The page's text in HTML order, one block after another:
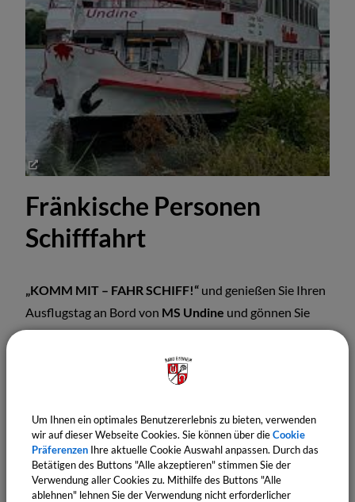
Fränkische Personen
Schifffahrt
„KOMM MIT – FAHR SCHIFF!“ und genießen Sie Ihren
Ausflugstag an Bord von MS Undine und gönnen Sie
sich eine Auszeit vom Alltag auf einer kleinen
Flusskreuzfahrt im Mittelpunkt Europas auf der Rhein-
Main-Donau-Wasserstraße zwischen Nordsee und dem
und Wipfeld und kommt auf ihrer Fahrt an Eisenheim
vorbei...
Hier geht es zur Undine
Um Ihnen ein optimales Benutzererlebnis zu bieten, verwenden
wir auf dieser Webseite Cookies. Sie können über dieCookie
Präferenzen Ihre aktuelle Cookie Auswahl anpassen. Durch das
Betätigen des Buttons "Alle akzeptieren" stimmen Sie der
Verwendung aller Cookies zu. Mithilfe des Buttons "Alle
ablehnen" lehnen Sie der Verwendung nicht erforderlicher